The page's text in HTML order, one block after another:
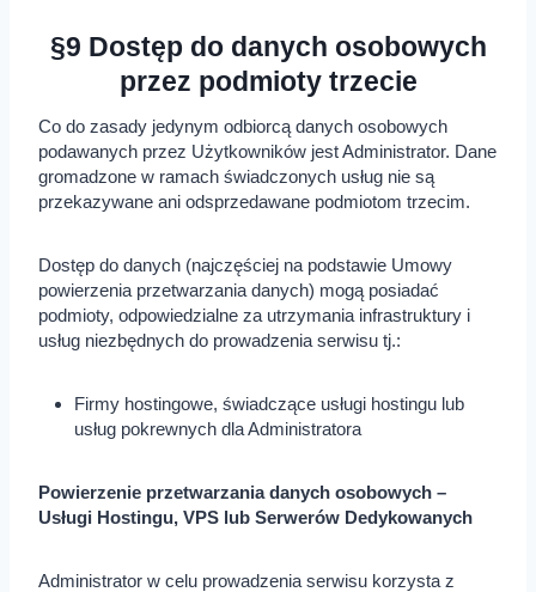
§9 Dostęp do danych osobowych
przez podmioty trzecie
Co do zasady jedynym odbiorcą danych osobowych
podawanych przez Użytkowników jest Administrator. Dane
gromadzone w ramach świadczonych usług nie są
przekazywane ani odsprzedawane podmiotom trzecim.
Dostęp do danych (najczęściej na podstawie Umowy
powierzenia przetwarzania danych) mogą posiadać
podmioty, odpowiedzialne za utrzymania infrastruktury i
usług niezbędnych do prowadzenia serwisu tj.:
Firmy hostingowe, świadczące usługi hostingu lub
usług pokrewnych dla Administratora
Powierzenie przetwarzania danych osobowych –
Usługi Hostingu, VPS lub Serwerów Dedykowanych
Administrator w celu prowadzenia serwisu korzysta z